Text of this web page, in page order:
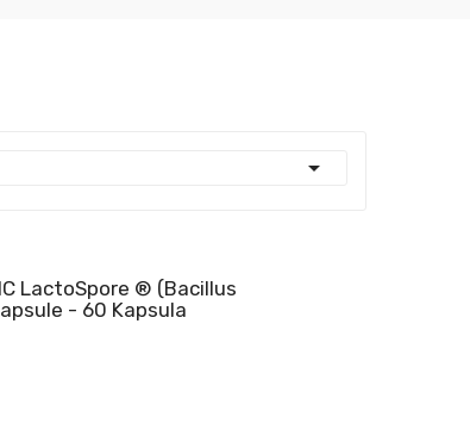

LactoSpore ® (Bacillus
- 60 Kapsula